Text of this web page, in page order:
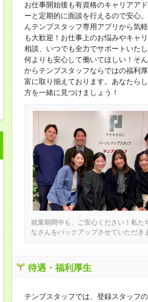
お仕事開始後も有資格のキャリアア
ーと定期的に面談を行えるので安心
んテンプスタッフ専用アプリから気
も大歓迎！お仕事上のお悩みやキャ
相談、いつでも全力でサポートいたし
何よりも安心して働いてほしい！そ
からテンプスタッフならではの福利
富に取り揃えております。あなたら
方を一緒に見つけましょう！
就業期間中も、ご安心ください！私た
なさんをバックアップさせていただき
待遇・福利厚生
テンプスタッフでは、登録スタッフ